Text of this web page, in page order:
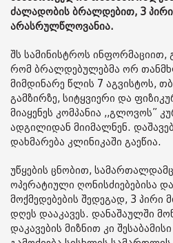
ძალადობის ბრალდებით, 3 პირი
არასრულწლოვანია.
შს სამინისტროს ინფორმაციით,
რომ ბრალდებულებმა ორ
მიმდინარე წლის 7 აგვისტოს,
გამზირზე, სიტყვიერი და
მიაყენეს კომპანია ,,გლოვოს”
ადგილიდან მიიმალნენ.
დახმარება კლინიკაში გაეწია.
უწყების ცნობით,
ოპერატიული ღონისძიებებისა
მოქმედებების შედეგად, 3 პირი
დღეს დააკავეს. დანაშაულში
დაკავების მიზნით კი